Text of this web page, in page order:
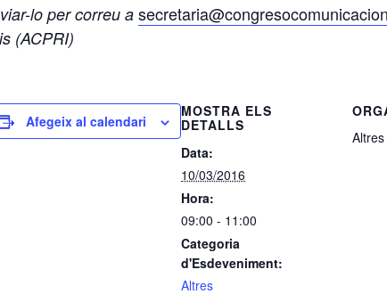
lo per correu a
(ACPRI)
Afegeix al calendari
MOSTRA ELS
DETALLS
Data:
10/03/2016
Hora:
09:00 - 11:00
Categoria
d'Esdeveniment:
Altres
Altres